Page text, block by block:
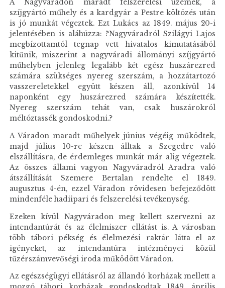
A Nagyváradon maradt felszerelési üzemek, a
szíjgyártó műhely és a kardgyár a Pestre költözés után
is jó munkát végeztek. Ezt Lukács az 1849. május 20-i
jelentésében is aláhúzza: ?Nagyváradról Szilágyi Lajos
megbízottamtól tegnap vett hivatalos kimutatásából
kitűnik, miszerint a nagyváradi állományi szíjgyártó
műhelyben jelenleg legalább két egész huszárezred
számára szükséges nyereg szerszám, a hozzátartozó
vasszereletekkel együtt készen áll, azonkívül 14
naponként egy huszárezred számára készítették.
Nyereg szerszám tehát van, csak huszárokról
méltóztassék gondoskodni.?
A Váradon maradt műhelyek június végéig működtek,
majd július 10-re készen álltak a Szegedre való
elszállításra, de érdemleges munkát már alig végeztek.
Az összes állami vagyon Nagyváradról Aradra való
átszállítását Szemere Bertalan rendelte el 1849.
augusztus 4-én, ezzel Váradon rövidesen befejeződött
mindenféle hadiipari és felszerelési tevékenység.
Ezeken kívül Nagyváradon meg kellett szervezni az
intendantúrát és az élelmiszer ellátást is. A városban
több tábori pékség és élelmezési raktár látta el az
igényeket, az intendantúra intézményei közül
tűzérszámvevőségi iroda működött Váradon.
Az egészségügyi ellátásról az állandó korházak mellett a